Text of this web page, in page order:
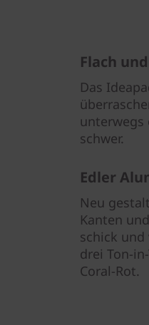
Flach
Das
unterwegs
schwer.
Edler
Neu
Kanten
schick
drei Ton-
Coral-Rot.